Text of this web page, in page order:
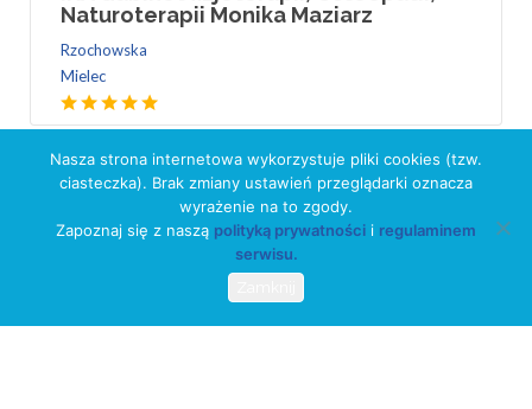
Naturoterapii Monika Maziarz
Rzochowska
Mielec
Nasza strona internetowa wykorzystuje pliki cookies (tzw.
ciasteczka). Brak zmiany ustawień przeglądarki oznacza
wyrażenie na to zgody.
Zapoznaj się z naszą polityką prywatności i regulaminem
serwisu.